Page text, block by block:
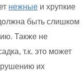
нежные и хрупкие
быть слишком
Также не
т.к. это может
их